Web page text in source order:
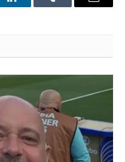
LinkedInTumblr Email